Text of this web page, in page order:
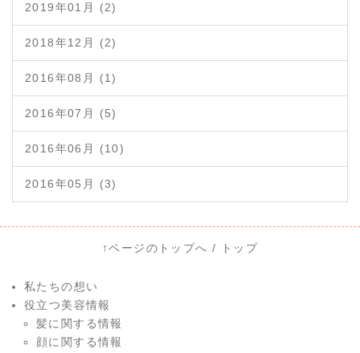
2019年01月 (2)
2018年12月 (2)
2016年08月 (1)
2016年07月 (5)
2016年06月 (10)
2016年05月 (3)
↑ページのトップへ / トップ
私たちの想い
役立つ美容情報
髪に関する情報
顔に関する情報